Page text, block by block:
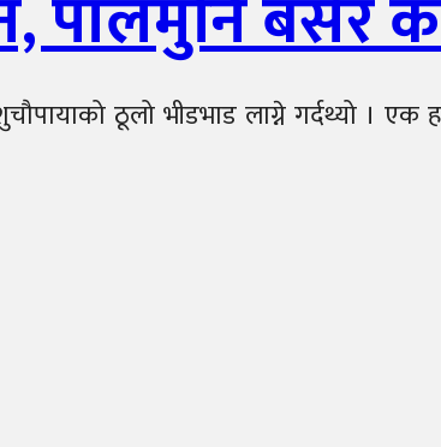
बसेर
ठूलो भीडभाड लाग्ने गर्दथ्यो ।